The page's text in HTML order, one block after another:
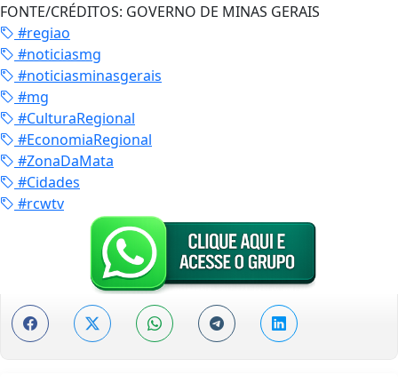
FONTE/CRÉDITOS: GOVERNO DE MINAS GERAIS
#regiao
#noticiasmg
#noticiasminasgerais
#mg
#CulturaRegional
#EconomiaRegional
#ZonaDaMata
#Cidades
#rcwtv